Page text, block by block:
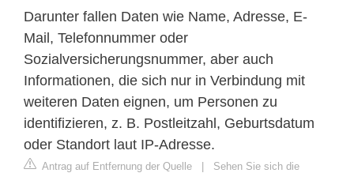
Darunter fallen Daten wie Name, Adresse, E-
Mail, Telefonnummer oder
Sozialversicherungsnummer, aber auch
Informationen, die sich nur in Verbindung mit
weiteren Daten eignen, um Personen zu
identifizieren, z. B. Postleitzahl, Geburtsdatum
oder Standort laut IP-Adresse.
Antrag auf Entfernung der Quelle | Sehen Sie sich die